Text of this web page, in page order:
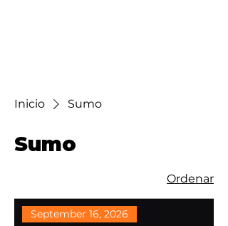
Inicio Sumo
Sumo
Ordenar
September 16, 2026